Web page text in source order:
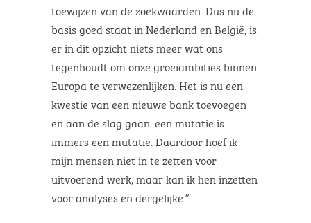
toewijzen van de zoekwaarden. Dus nu de
basis goed staat in Nederland en België, is
er in dit opzicht niets meer wat ons
tegenhoudt om onze groeiambities binnen
Europa te verwezenlijken. Het is nu een
kwestie van een nieuwe bank toevoegen
en aan de slag gaan: een mutatie is
immers een mutatie. Daardoor hoef ik
mijn mensen niet in te zetten voor
uitvoerend werk, maar kan ik hen inzetten
voor analyses en dergelijke.”